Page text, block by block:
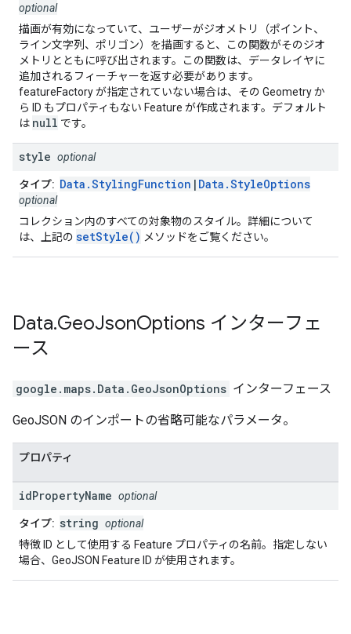
optional
描画が有効になっていて、ユーザーがジオメトリ（ポイント、
ライン文字列、ポリゴン）を描画すると、この関数がそのジオ
メトリとともに呼び出されます。この関数は、データレイヤに
追加されるフィーチャーを返す必要があります。
featureFactory が指定されていない場合は、その Geometry か
ら ID もプロパティもない Feature が作成されます。デフォルト
は null です。
style optional
タイプ: Data.StylingFunction | Data.StyleOptions
optional
コレクション内のすべての対象物のスタイル。詳細について
は、上記の setStyle() メソッドをご覧ください。
Data.GeoJsonOptions インターフェ
ース
google.maps. Data.GeoJsonOptions インターフェース
GeoJSON のインポートの省略可能なパラメータ。
プロパティ
idPropertyName optional
タイプ: string optional
特徴 ID として使用する Feature プロパティの名前。指定しない
場合、GeoJSON Feature ID が使用されます。